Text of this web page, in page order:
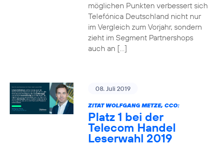
möglichen Punkten verbessert sich
Telefónica Deutschland nicht nur
im Vergleich zum Vorjahr, sondern
zieht im Segment Partnershops
auch an […]
08. Juli 2019
ZITAT WOLFGANG METZE, CCO:
Platz 1 bei der
Telecom Handel
Leserwahl 2019